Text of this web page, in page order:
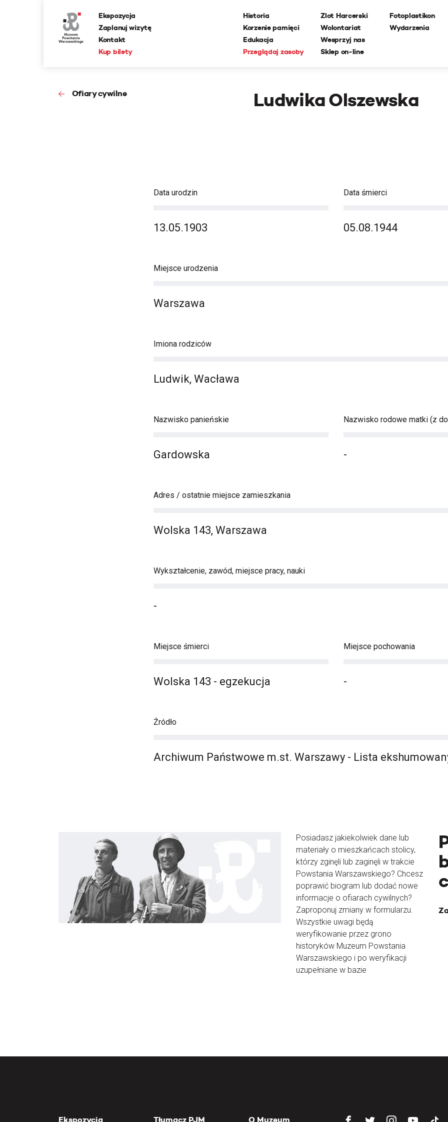
Ekspozycja
Zaplanuj wizytę
Kontakt
Kup bilety
Historia
Korzenie pamięci
Edukacja
Przeglądaj zasoby
Zlot Harcerski
Wolontariat
Wesprzyj nas
Sklep on-line
Fotoplastikon
Wydarzenia
Ofiary cywilne Ludwika Olszewska
Data urodzin
13.05.1903
Data śmierci
05.08.1944
Miejsce urodzenia
Warszawa
Imiona rodziców
Ludwik, Wacława
Nazwisko panieńskie
Gardowska
Nazwisko rodowe matki (z
-
Adres / ostatnie miejsce zamieszkania
Wolska 143, Warszawa
Wykształcenie, zawód, miejsce pracy, nauki
-
Miejsce śmierci
Wolska 143 - egzekucja
Miejsce pochowania
-
Źródło
Archiwum Państwowe m.st. Warszawy - Lista
Posiadasz jakiekolwiek dane lub
materiały o mieszkańcach stolicy,
którzy zginęli lub zaginęli w trakcie
Powstania Warszawskiego? Chcesz
poprawić biogram lub dodać nowe
informacje o ofiarach cywilnych?
Zaproponuj zmiany w formularzu.
Wszystkie uwagi będą
weryfikowanie przez grono
historyków Muzeum Powstania
Warszawskiego i po weryfikacji
uzupełniane w bazie
Ekspozycja Tłumacz PJM O Muzeum